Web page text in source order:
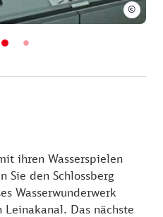
©
ihren Wasserspielen
Sie den Schlossberg
Wasserwunderwerk
Das nächste